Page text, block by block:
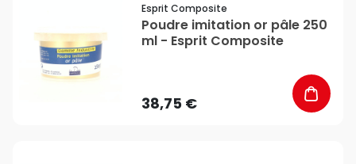
Esprit Composite
Poudre imitation or pâle 250
ml - Esprit Composite
38,75 €